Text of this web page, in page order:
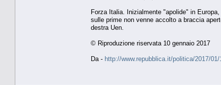
Forza Italia. Inizialmente "apolide" in
sulle prime non venne accolto a braccia
destra Uen.
© Riproduzione riservata 10 gennaio 2017
Da - http://www.repubblica.it/politica/2017/